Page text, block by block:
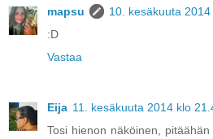
mapsu
10. kesäkuuta
:D
Vastaa
Eija 11. kesäkuuta 2014 klo
Tosi hienon näköinen,